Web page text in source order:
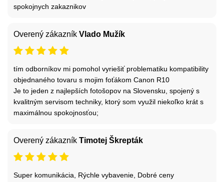
spokojnych zakaznikov
Overený zákazník Vlado Mužík
tím odborníkov mi pomohol vyriešiť problematiku kompatibility
objednaného tovaru s mojim foťákom Canon R10
Je to jeden z najlepších fotošopov na Slovensku, spojený s
kvalitným servisom techniky, ktorý som využil niekoľko krát s
maximálnou spokojnosťou;
Overený zákazník Timotej Škrepták
Super komunikácia, Rýchle vybavenie, Dobré ceny